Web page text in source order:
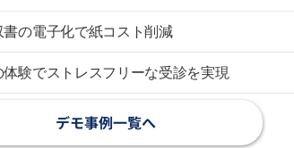
の電子化で紙コスト削減
験でストレスフリーな受診を実現
デモ事例一覧へ